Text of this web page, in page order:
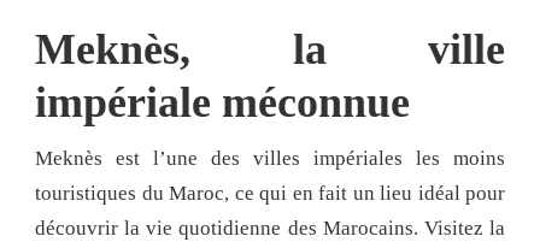
Meknès, la ville
impériale méconnue
Meknès est l’une des villes impériales les moins
touristiques du Maroc, ce qui en fait un lieu idéal pour
découvrir la vie quotidienne des Marocains. Visitez la